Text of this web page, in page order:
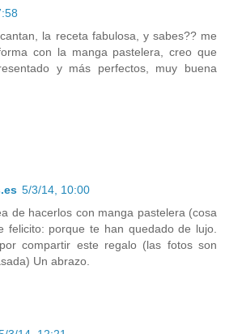
la receta fabulosa, y sabes?? me
con la manga pastelera, creo que
y más perfectos, muy buena
5/3/14, 10:00
de hacerlos con manga pastelera (cosa
felicito: porque te han quedado de lujo.
compartir este regalo (las fotos son
Un abrazo.